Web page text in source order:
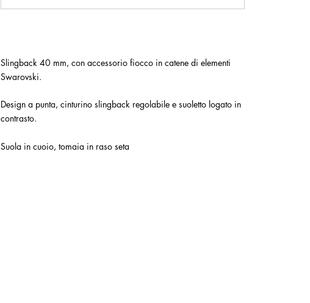
Slingback 40 mm, con accessorio fiocco in catene di elementi
Swarovski.
Design a punta, cinturino slingback regolabile e suoletto logato in
contrasto.
Suola in cuoio, tomaia in raso seta